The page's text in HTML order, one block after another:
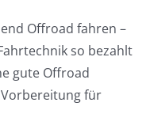
Offroad fahren –
so bezahlt
gute Offroad
Vorbereitung für